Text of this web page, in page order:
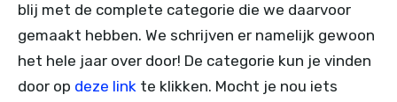
blij met de complete categorie die we daarvoor
gemaakt hebben. We schrijven er namelijk gewoon
het hele jaar over door! De categorie kun je vinden
door op deze link te klikken. Mocht je nou iets